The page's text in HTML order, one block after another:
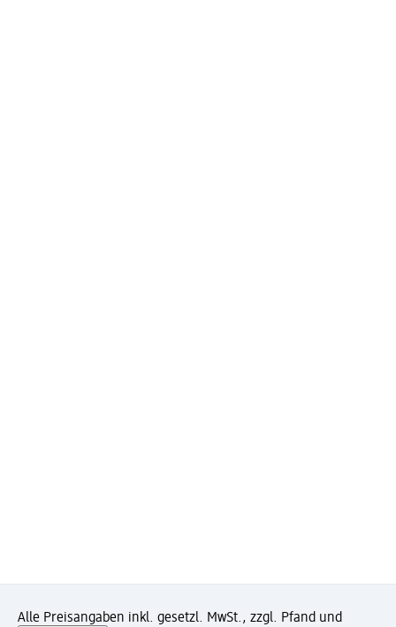
Alle Preisangaben inkl. gesetzl. MwSt., zzgl. Pfand und